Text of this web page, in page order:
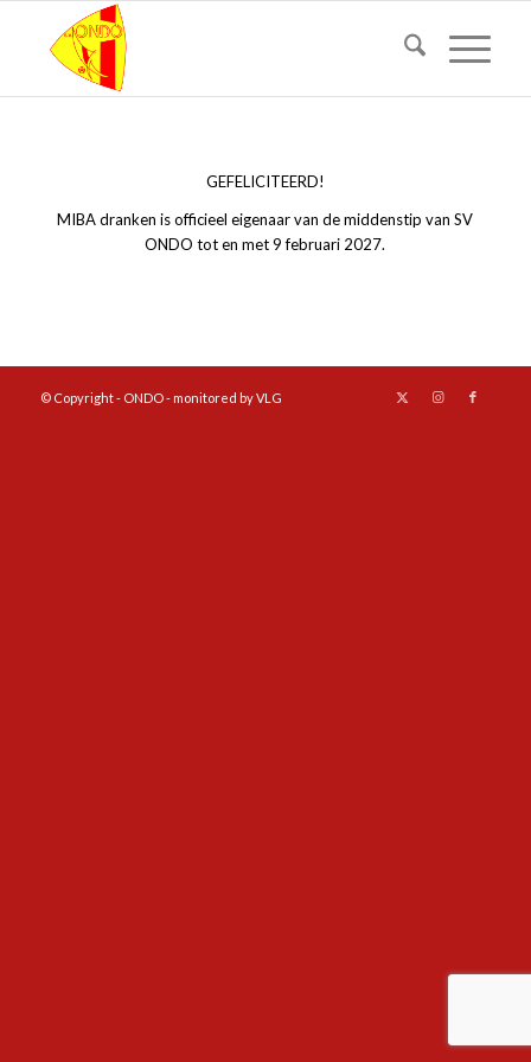
GEFELICITEERD!
MIBA dranken is officieel eigenaar van de middenstip van SV
ONDO tot en met 9 februari 2027.
© Copyright - ONDO - monitored by VLG